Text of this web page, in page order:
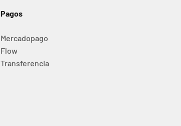
Pagos
Mercadopago
Flow
Transferencia